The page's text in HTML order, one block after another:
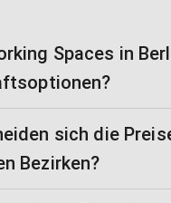
Spaces in
sich die
Bezirken?